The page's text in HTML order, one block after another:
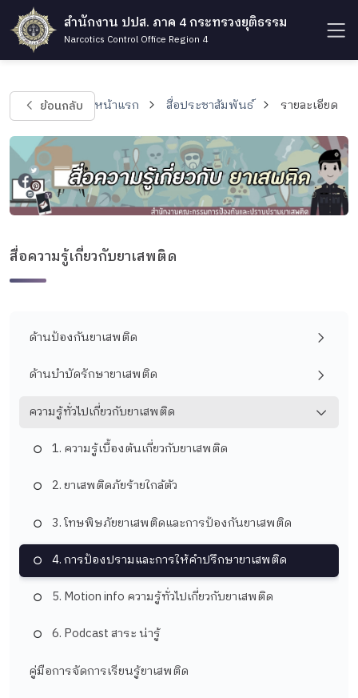
สำนักงาน ปปส. ภาค 4 กระทรวงยุติธรรม
Narcotics Control Office Region 4
ย้อนกลับ หน้าแรก สื่อประชาสัมพันธ์ รายละเอียด
สื่อความรู้เกี่ยวกับยาเสพติด
ด้านป้องกันยาเสพติด
ด้านบำบัดรักษายาเสพติด
ความรู้ทั่วไปเกี่ยวกับยาเสพติด
1. ความรู้เบื้องต้นเกี่ยวกับยาเสพติด
2. ยาเสพติดภัยร้ายใกล้ตัว
3. โทษพิษภัยยาเสพติดและการป้องกันยาเสพติด
4. การป้องปรามและการให้คำปรึกษายาเสพติด
5. ​Motion info ความรู้ทั่วไปเกี่ยวกับยาเสพติด
6. Podcast สาระ น่ารู้
คู่มือการจัดการเรียนรู้ยาเสพติด